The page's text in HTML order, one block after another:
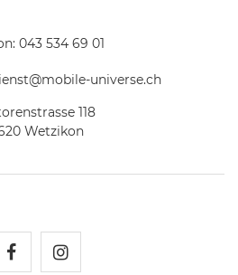
043 534 69 01
universe.ch
118
Wetzikon